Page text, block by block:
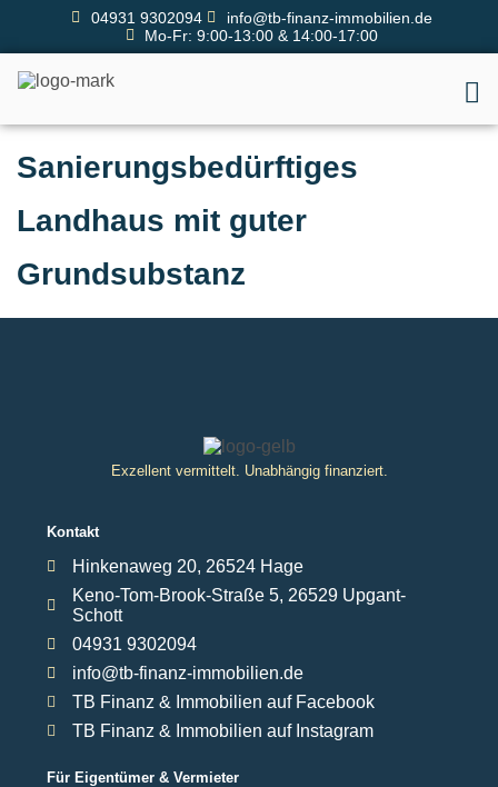
04931 9302094
info@tb-finanz-immobilien.de
Mo-Fr: 9:00-13:00 & 14:00-17:00
Sanierungsbedürftiges
Landhaus mit guter
Grundsubstanz
Exzellent vermittelt. Unabhängig finanziert.
Kontakt
Hinkenaweg 20, 26524 Hage
Keno-Tom-Brook-Straße 5, 26529 Upgant-
Schott
04931 9302094
info@tb-finanz-immobilien.de
TB Finanz & Immobilien auf Facebook
TB Finanz & Immobilien auf Instagram
Für Eigentümer & Vermieter